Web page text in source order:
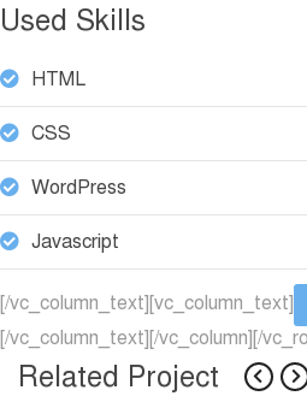
Used Skills
HTML
CSS
WordPress
Javascript
[/vc_column_text][vc_column_text]
[/vc_column_text][/vc_column][/
Related Project